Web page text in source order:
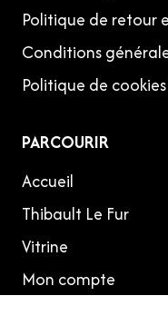
Politique de retour
Conditions
Politique de cookies
PARCOURIR
Accueil
Thibault Le Fur
Vitrine
Mon compte